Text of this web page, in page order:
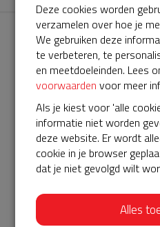
AED360-
ServiceBuurtAED wordt
AED360-ProCardio. Net als bij
de leverancier van het
komende jaren. AED360-
levering en het
Deze cookies worden
verzamelen over hoe je
We gebruiken deze
te verbeteren, te
en meetdoeleinden. Lees
voorwaarden voor meer
Als je kiest voor 'alle
informatie niet worden
deze website. Er wordt
cookie in je browser
dat je niet gevolgd wilt
Alles